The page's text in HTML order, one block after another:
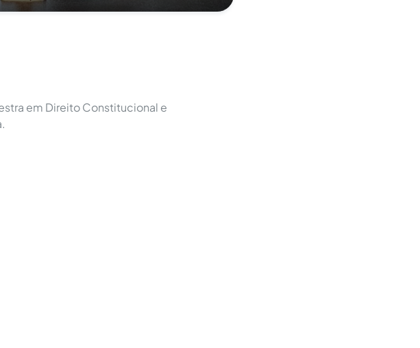
em Direito Constitucional e